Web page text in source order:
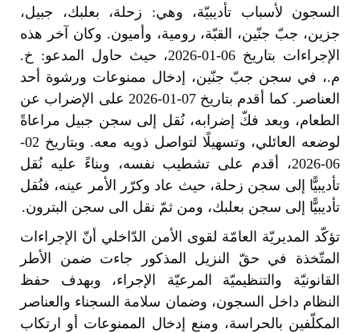
السجون لأسباب تأديبيّة، وهي: زحلة، بعلبك، جبيل،
جزين، جبّ جنّين، القبّة، رومية، وأميون. وكان آخر هذه
الإجراءات بتاريخ 06-01-2026، حيث حاول المدعو: خ.
م.، في سجن جبّ جنّين، إدخال ممنوعات ورشوة أحد
العناصر. كما أقدم بتاريخ 07-01-2026 على الإضراب عن
الطعام، وبعد فكّ إضرابه، نُقل إلى سجن جبيل مراعاةً
لوضعه العائلي، وتسهيلًا لتواصل ذويه معه. وبتاريخ 02-
06-2026، أقدم على تشطيب نفسه، وبناءً عليه نُقل
تأديبيًّا إلى سجن زحلة، حيث عاد وكرّر الأمر عينه، فنُقل
تأديبيًّا إلى سجن بعلبك، ومن ثمّ نقل الى سجن البترون.
تؤكّد المديريّة العامّة لقوى الأمن الدّاخلي أنّ الإجراءات
المتّخذة في حقّ النزيل المذكور جاءت ضمن الأطر
القانونيّة والتنظيميّة المرعيّة الإجراء، وبهدف حفظ
النظام داخل السجون، وضمان سلامة السجناء والعناصر
المكلّفين بالحراسة، ومنع إدخال الممنوعات أو ارتكاب